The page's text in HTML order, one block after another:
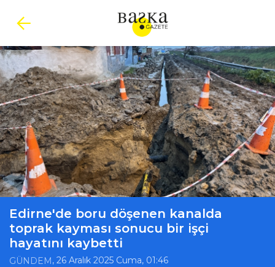
Edirne'de boru döşenen kanalda
toprak kayması sonucu bir işçi
hayatını kaybetti
GÜNDEM, 26 Aralık 2025 Cuma, 01:46